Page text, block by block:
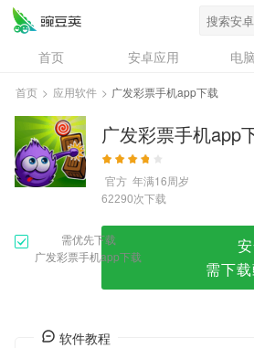
广发彩票手机app下载
首页 安卓应用 电
资讯
专题
问答
首页 > 应用软件 > 广发彩票手机app下载
广发彩票手机app
官方 年满16周岁
62290次下载
需优先下载
广发彩票手机app下载
需下
软件教程